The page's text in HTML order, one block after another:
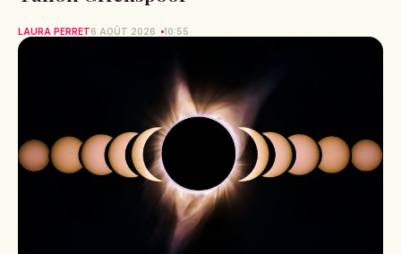
LAURA PERRET6 AOÛT 2026 10:55